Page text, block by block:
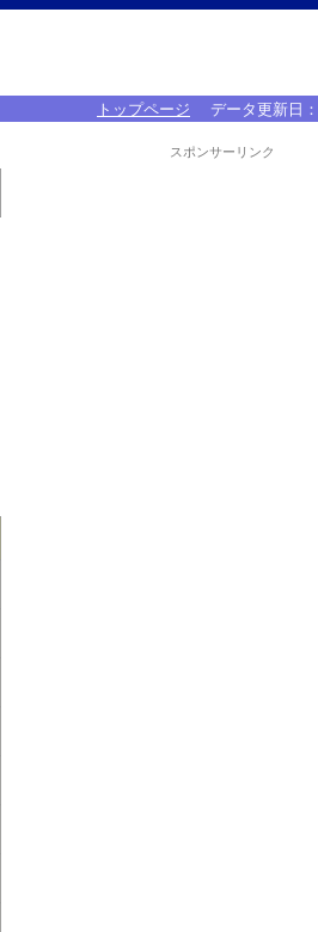
トップページ データ更新日：
スポンサーリンク